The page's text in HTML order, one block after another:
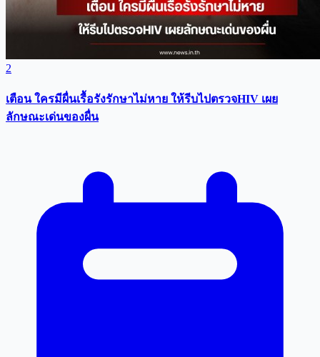
2
เตือน ใครมีผื่นเรื้อรังรักษาไม่หาย ให้รีบไปตรวจHIV เผย
ลักษณะเด่นของผื่น